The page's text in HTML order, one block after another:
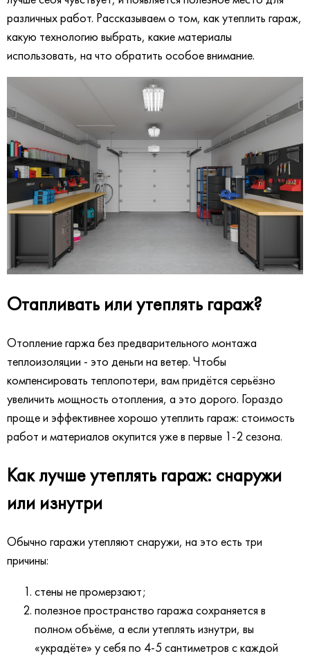
различных работ. Рассказываем о том, как утеплить гараж,
какую технологию выбрать, какие материалы
использовать, на что обратить особое внимание.
Отапливать или утеплять гараж?
Отопление гаржа без предварительного монтажа
теплоизоляции - это деньги на ветер. Чтобы
компенсировать теплопотери, вам придётся серьёзно
увеличить мощность отопления, а это дорого. Гораздо
проще и эффективнее хорошо утеплить гараж: стоимость
работ и материалов окупится уже в первые 1-2 сезона.
Как лучше утеплять гараж: снаружи
или изнутри
Обычно гаражи утепляют снаружи, на это есть три
причины:
стены не промерзают;
полезное пространство гаража сохраняется в
полном объёме, а если утеплять изнутри, вы
«украдёте» у себя по 4-5 сантиметров с каждой